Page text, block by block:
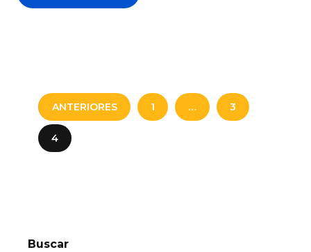
ANTERIORES 1 … 3
4
Buscar